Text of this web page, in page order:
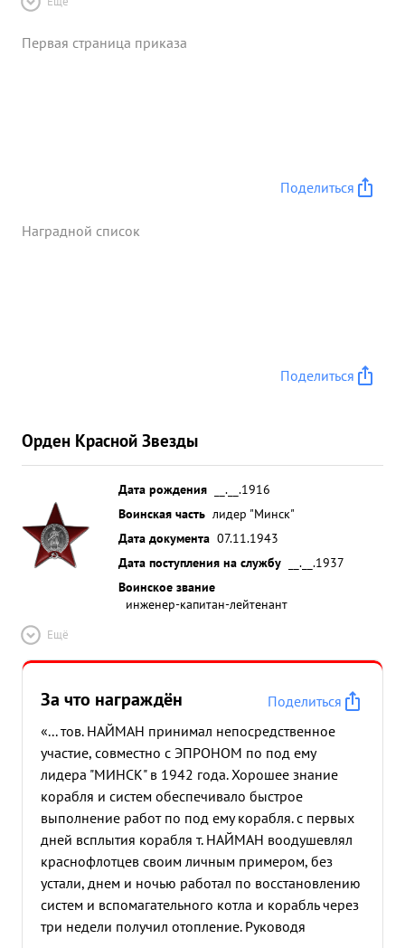
Первая страница приказа
Поделиться
Наградной список
Поделиться
Орден Красной Звезды
Дата рождения
__.__.1916
Воинская часть лидер "Минск"
Дата документа 07.11.1943
Дата поступления на службу
__.__.1937
Воинское звание
инженер-капитан-лейтенант
Ещё
За что награждён
Поделиться
«... тов. НАЙМАН принимал непосредственное
участие, совместно с ЭПРОНОМ по под ему
лидера "МИНСК" в 1942 года. Хорошее знание
корабля и систем обеспечивало быстрое
выполнение работ по под ему корабля. с первых
дней всплытия корабля т. НАЙМАН воодушевлял
краснофлотцев своим личным примером, без
устали, днем и ночью работал по восстановлению
систем и вспомагательного котла и корабль через
три недели получил отопление. Руководя